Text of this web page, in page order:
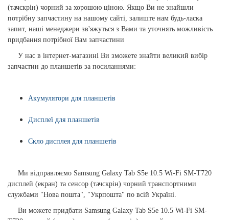
(тачскрін) чорний за хорошою ціною. Якщо Ви не знайшли
потрібну запчастину на нашому сайті, залиште нам будь-ласка
запит, наші менеджери зв'яжуться з Вами та уточнять можливість
придбання потрібної Вам запчастини
У нас в інтернет-магазині Ви зможете знайти великий вибір
запчастин до планшетів за посиланнями:
Акумулятори для планшетів
Дисплеї для планшетів
Скло дисплея для планшетів
Ми відправляємо Samsung Galaxy Tab S5e 10.5 Wi-Fi SM-T720
дисплей (екран) та сенсор (тачскрін) чорний транспортними
службами "Нова пошта", "Укрпошта" по всій Україні.
Ви можете придбати Samsung Galaxy Tab S5e 10.5 Wi-Fi SM-